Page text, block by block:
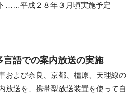
……平成２８年３月頃実施予定
言語での案内放送の実施
および奈良、京都、橿原、天理線
放送を、携帯型放送装置を使って